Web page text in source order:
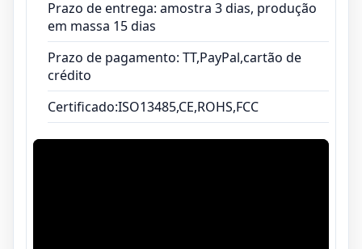
Prazo de entrega: amostra 3 dias, produção
em massa 15 dias
Prazo de pagamento: TT,PayPal,cartão de
crédito
Certificado:ISO13485,CE,ROHS,FCC